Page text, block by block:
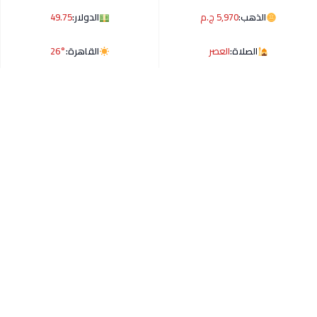
الذهب:5,970 ج.م الدولار:49.75
الصلاة:العصر القاهرة:26°